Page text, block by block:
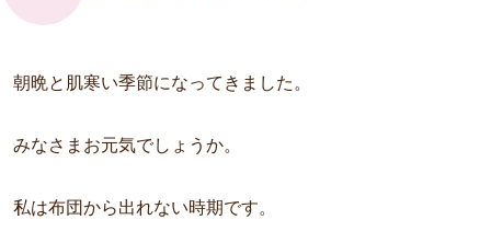
朝晩と肌寒い季節になってきました。
みなさまお元気でしょうか。
私は布団から出れない時期です。